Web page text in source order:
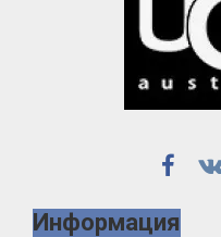
Информация